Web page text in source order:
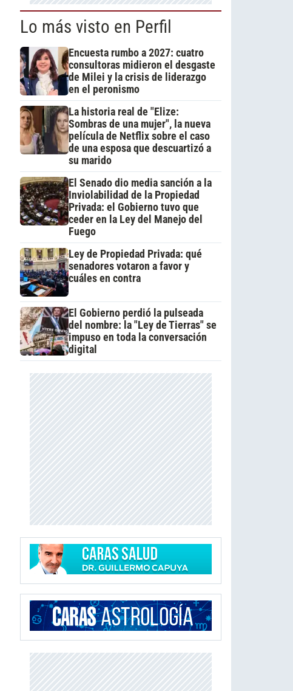
Lo más visto en Perfil
Encuesta rumbo a 2027: cuatro
consultoras midieron el desgaste
de Milei y la crisis de liderazgo
en el peronismo
La historia real de "Elize:
Sombras de una mujer", la nueva
película de Netflix sobre el caso
de una esposa que descuartizó a
su marido
El Senado dio media sanción a la
Inviolabilidad de la Propiedad
Privada: el Gobierno tuvo que
ceder en la Ley del Manejo del
Fuego
Ley de Propiedad Privada: qué
senadores votaron a favor y
cuáles en contra
El Gobierno perdió la pulseada
del nombre: la "Ley de Tierras" se
impuso en toda la conversación
digital